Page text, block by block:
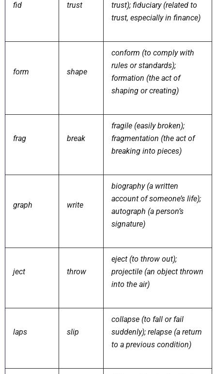
fid trust
trust); fiduciary (related to
trust, especially in finance)
form shape
conform (to comply with
rules or standards);
formation (the act of
shaping or creating)
frag break
fragile (easily broken);
fragmentation (the act of
breaking into pieces)
graph write
biography (a written
account of someone’s life);
autograph (a person’s
signature)
ject throw
eject (to throw out);
projectile (an object thrown
into the air)
laps slip
collapse (to fall or fail
suddenly); relapse (a return
to a previous condition)